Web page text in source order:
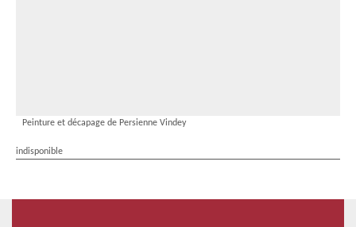
Peinture et décapage de Persienne Vindey
indisponible